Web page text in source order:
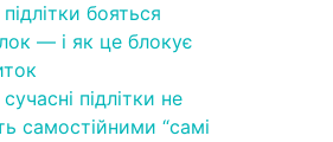
бояться
— і як це блокує
підлітки не
самостійними “самі